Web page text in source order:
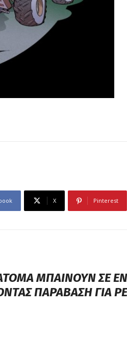
X Pinterest
ΜΠΑΙΝΟΥΝ ΣΕ
ΠΑΡΑΒΑΣΗ ΓΙΑ